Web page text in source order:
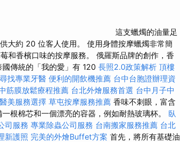
這支蠟燭的油量足
大約 20 位客人使用。 使用身體按摩蠟燭非常簡
和香檳口味的按摩服務。 俄羅斯品牌的創作，香
傳統的「我的愛」有 120 長照2.0政策解析 頂樓
尋找專業牙醫 便利的開飲機推薦 台中台胞證辦理資
筋膜放鬆療程推薦 台北外燴服務首選 台中月子中
美服務選擇 草屯按摩服務推薦 香味不刺眼，富含
根棉芯和一個漂亮的容器，例如耐熱玻璃杯。 臥
司服務 專業除蟲公司服務 台南搬家服務推薦 台北
新護照 完美的外燴Buffet方案 首先，將所有基礎油